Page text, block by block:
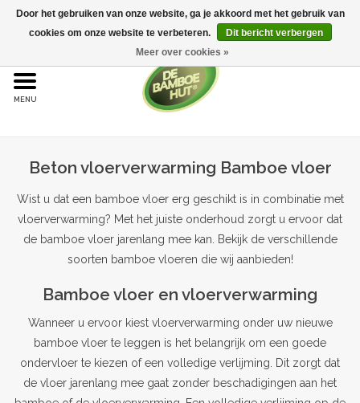
Home
Bamboe vloeren
Sample aanvraag
Onderhoud
Bijproducten
Leggen
Beton vloerverwarming Bamboe vloer
Wist u dat een bamboe vloer erg geschikt is in combinatie met
vloerverwarming? Met het juiste onderhoud zorgt u ervoor dat
de bamboe vloer jarenlang mee kan. Bekijk de verschillende
soorten bamboe vloeren die wij aanbieden!
Bamboe vloer en vloerverwarming
Wanneer u ervoor kiest vloerverwarming onder uw nieuwe
bamboe vloer te leggen is het belangrijk om een goede
ondervloer te kiezen of een volledige verlijming. Dit zorgt dat
de vloer jarenlang mee gaat zonder beschadigingen aan het
Door het gebruiken van onze website, ga je akkoord met het gebruik van
cookies om onze website te verbeteren.
Dit bericht verbergen
Meer over cookies »